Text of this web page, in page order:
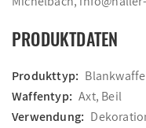
PRODUKTDATEN
Produkttyp:
Waffentyp: Axt, Beil
Verwendung: